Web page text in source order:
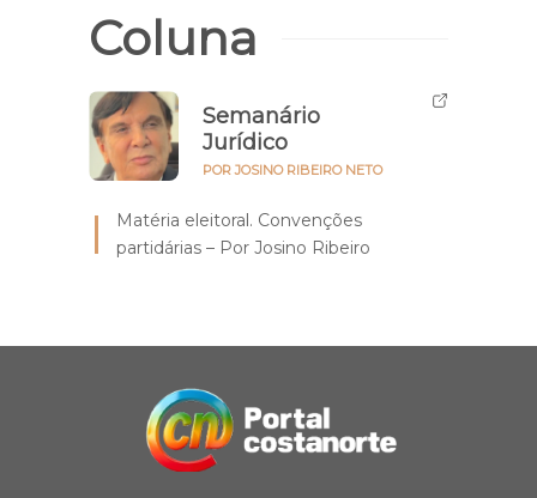
Coluna
Semanário
Jurídico
POR JOSINO RIBEIRO NETO
Matéria eleitoral. Convenções
partidárias – Por Josino Ribeiro